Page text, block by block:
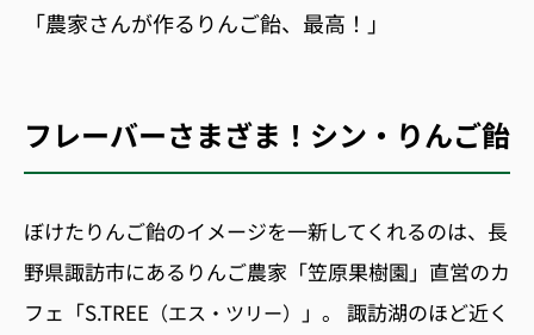
「農家さんが作るりんご飴、最高！」
フレーバーさまざま！シン・りんご飴
ぼけたり んご飴のイメージを一新してくれるのは、長
野県諏訪市にあるりんご農家「笠原果樹園」直営のカ
フェ「S.TREE （エス・ツリー） 」。 諏訪湖のほど近く